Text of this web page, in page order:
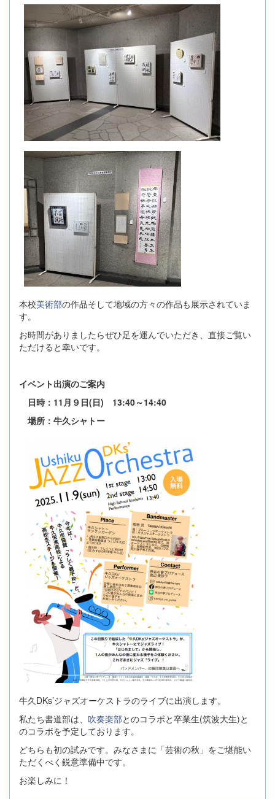
本校美術部の作品そして地域の方々の作品も展示されていま
す。
お時間がありましたらぜひ足を運んでいただき、直接ご覧い
ただけると幸いです。
イベント出演のご案内
日時：11月９日(日) 13:40～14:40
場所：牛久シャトー
牛久DKs’ジャズオーケストラのライブに出演します。
私たち書道部は、 吹奏楽部とのコラボと卒業生(筑波大生)と
のコラボを予定しております。
どちらも初の試みです。みなさまに「芸術の秋」をご堪能い
ただくべく鋭意準備中です。
お楽しみに！